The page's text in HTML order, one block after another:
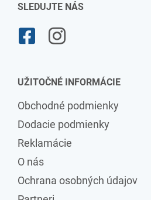
SLEDUJTE NÁS
UŽITOČNÉ INFORMÁCIE
Obchodné podmienky
Dodacie podmienky
Reklamácie
O nás
Ochrana osobných údajov